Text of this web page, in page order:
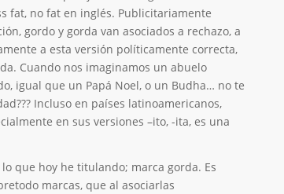
fat, no fat en inglés. Publicitariamente
gordo y gorda van asociados a rechazo, a
a esta versión políticamente correcta,
Cuando nos imaginamos un abuelo
igual que un Papá Noel, o un Budha… no te
Incluso en países latinoamericanos,
en sus versiones –ito, -ita, es una
que hoy he titulando; marca gorda. Es
marcas, que al asociarlas